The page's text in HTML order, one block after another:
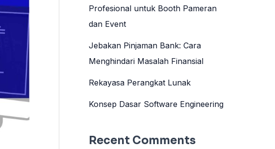
Profesional untuk Booth Pameran
dan Event
Jebakan Pinjaman Bank: Cara
Menghindari Masalah Finansial
Rekayasa Perangkat Lunak
Konsep Dasar Software Engineering
Recent Comments